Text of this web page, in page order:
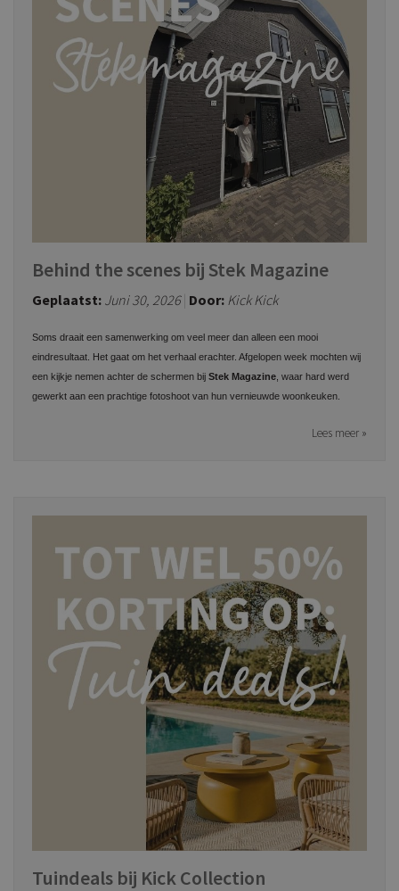
Behind the scenes bij Stek Magazine
Geplaatst: Juni 30, 2026 Door: Kick Kick
Soms draait een samenwerking om veel meer dan alleen een mooi
eindresultaat. Het gaat om het verhaal erachter. Afgelopen week mochten wij
een kijkje nemen achter de schermen bij Stek Magazine , waar hard werd
gewerkt aan een prachtige fotoshoot van hun vernieuwde woonkeuken.
Lees meer »
Tuindeals bij Kick Collection